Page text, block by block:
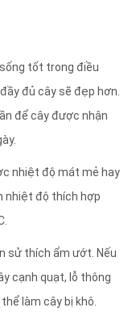
tốt trong điều
đủ cây sẽ đẹp hơn.
để cây được nhận
nhiệt độ mát mẻ hay
nhiệt độ thích hợp
sử thích ẩm ướt. Nếu
cạnh quạt, lỗ thông
làm cây bị khô.